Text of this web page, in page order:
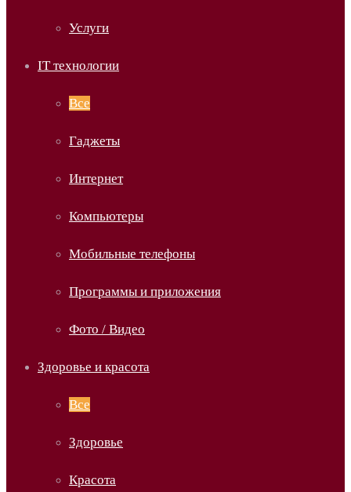
Услуги
IT технологии
Все
Гаджеты
Интернет
Компьютеры
Мобильные телефоны
Программы и приложения
Фото / Видео
Здоровье и красота
Все
Здоровье
Красота